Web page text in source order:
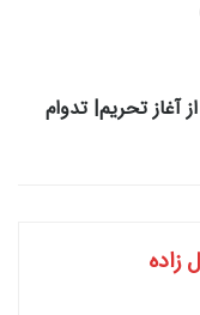
تحریم| تدوام
زاده